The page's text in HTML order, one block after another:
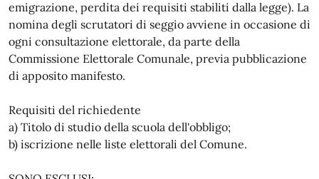
emigrazione, perdita dei requisiti stabiliti dalla legge). La
nomina degli scrutatori di seggio avviene in occasione di
ogni consultazione elettorale, da parte della
Commissione Elettorale Comunale, previa pubblicazione
di apposito manifesto.
Requisiti del richiedente
a) Titolo di studio della scuola dell'obbligo;
b) iscrizione nelle liste elettorali del Comune.